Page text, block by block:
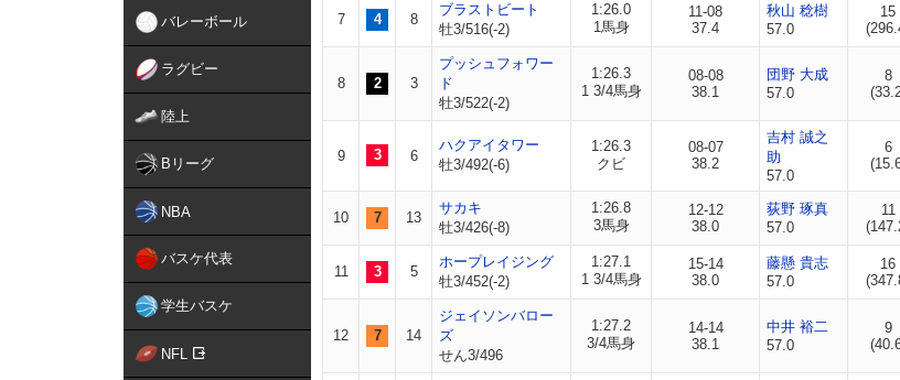
バレーボール
ラグビー
陸上
Bリーグ
NBA
バスケ代表
学生バスケ
NFL
7 4 8
ブラストビート
牡3/516(-2)
1:26.0
1馬身
11-08
37.4
秋山 稔樹
57.0
15
8 2 3
プッシュフォワー
ド
牡3/522(-2)
1:26.3
1 3/4馬身
08-08
38.1
団野 大成
57.0
8
9 3 6
ハクアイタワー
牡3/492(-6)
1:26.3
クビ
08-07
38.2
吉村 誠之
助
57.0
6
10 7 13
サカキ
牡3/426(-8)
1:26.8
3馬身
12-12
38.0
荻野 琢真
57.0
11
11 3 5
ホープレイジング
牡3/452(-2)
1:27.1
1 3/4馬身
15-14
38.0
藤懸 貴志
57.0
16
12 7 14
ジェイソンバロー
ズ
せん3/496
1:27.2
3/4馬身
14-14
38.1
中井 裕二
57.0
9